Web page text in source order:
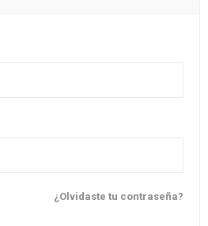
¿Olvidaste tu contraseña?